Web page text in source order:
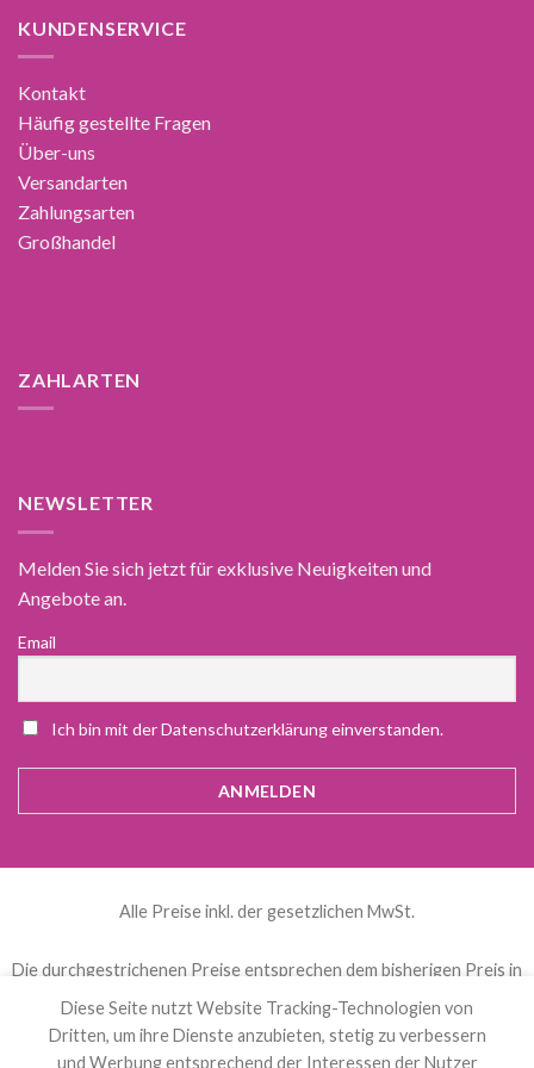
KUNDENSERVICE
Kontakt
Häufig gestellte Fragen
Über-uns
Versandarten
Zahlungsarten
Großhandel
ZAHLARTEN
NEWSLETTER
Melden Sie sich jetzt für exklusive Neuigkeiten und
Angebote an.
Email
Ich bin mit der Datenschutzerklärung einverstanden.
Alle Preise inkl. der gesetzlichen MwSt.
Die durchgestrichenen Preise entsprechen dem bisherigen Preis in
diesem Online-Shop.
Diese Seite nutzt Website Tracking-Technologien von
Dritten, um ihre Dienste anzubieten, stetig zu verbessern
und Werbung entsprechend der Interessen der Nutzer